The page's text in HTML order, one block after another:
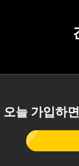
오늘 가입하